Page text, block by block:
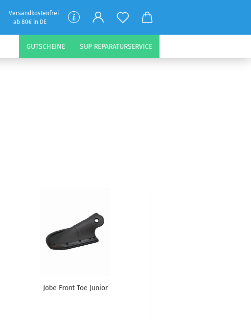
Versandkostenfrei
ab 80€ in DE
GUTSCHEINE SUP REPARATURSERVICE
Jobe Front Toe Junior